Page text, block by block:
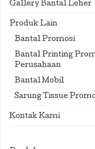
Gallery Bantal Leher
Produk Lain
Bantal Promosi
Bantal Printing
Perusahaan
Bantal Mobil
Sarung Tissue
Kontak Kami